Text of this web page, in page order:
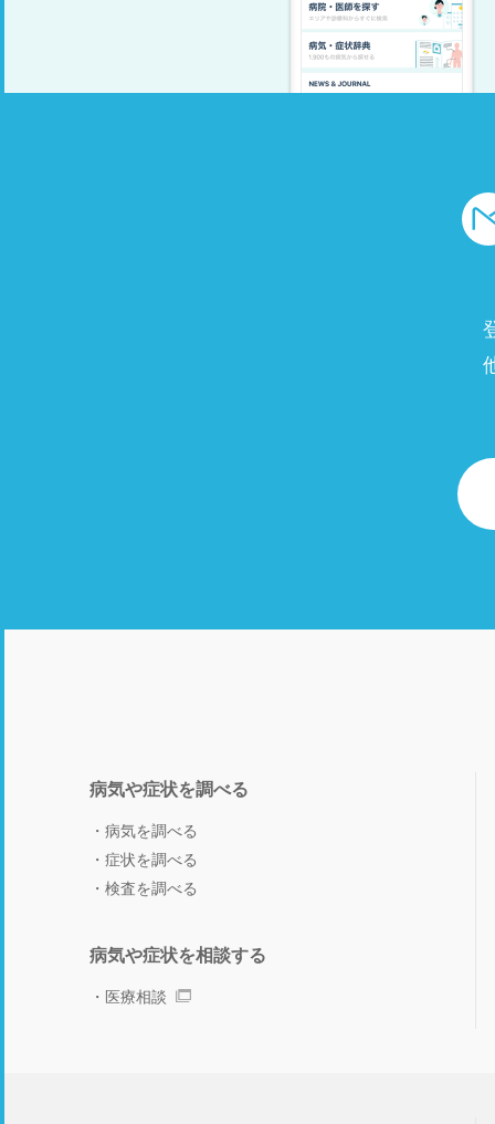
病気や症状を調べる
病気を調べる
症状を調べる
検査を調べる
病気や症状を相談する
医療相談